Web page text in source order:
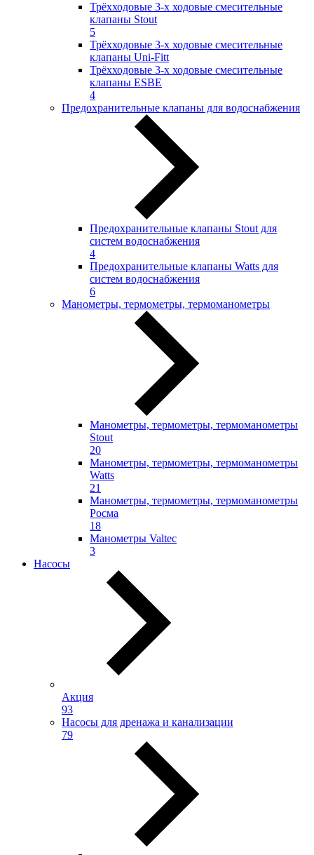
Трёхходовые 3-х ходовые смесительные
клапаны Stout
5
Трёхходовые 3-х ходовые смесительные
клапаны Uni-Fitt
Трёхходовые 3-х ходовые смесительные
клапаны ESBE
4
Предохранительные клапаны для водоснабжения
Предохранительные клапаны Stout для
систем водоснабжения
4
Предохранительные клапаны Watts для
систем водоснабжения
6
Манометры, термометры, термоманометры
Манометры, термометры, термоманометры
Stout
20
Манометры, термометры, термоманометры
Watts
21
Манометры, термометры, термоманометры
Росма
18
Манометры Valtec
3
Насосы
Акция
93
Насосы для дренажа и канализации
79